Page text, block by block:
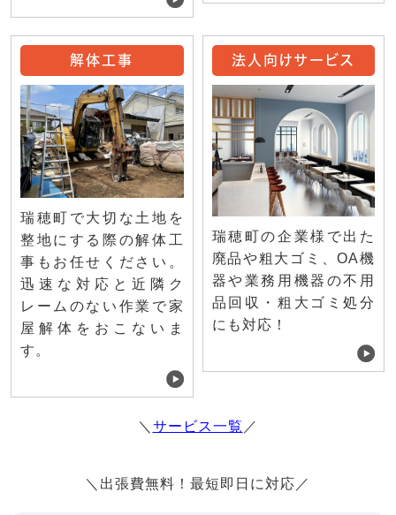
解体工事
瑞穂町で大切な土地を
整地にする際の解体工
事もお任せください。
迅速な対応と近隣ク
レームのない作業で家
屋解体をおこないま
す。
法人向けサービス
瑞穂町の企業様で出た
廃品や粗大ゴミ、OA機
器や業務用機器の不用
品回収・粗大ゴミ処分
にも対応！
＼ サービス一覧 ／
＼出張費無料！最短即日に対応／